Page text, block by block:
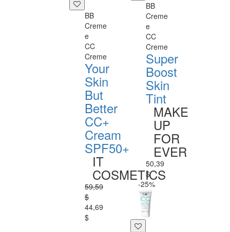
BB
Creme
e
CC
Creme
Your
Skin
But
Better
CC+
Cream
SPF50+
IT
COSMETICS
59,59
$
44,69
$
BB
Creme
e
CC
Creme
Super
Boost
Skin
Tint
MAKE
UP
FOR
EVER
50,39
$
-25%